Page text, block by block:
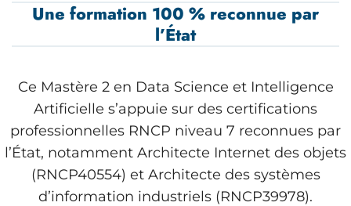
Une formation 100 % reconnue par
l’État
Ce Mastère 2 en Data Science et Intelligence
Artificielle s’appuie sur des certifications
professionnelles RNCP niveau 7 reconnues par
l’État, notamment Architecte Internet des objets
(RNCP40554) et Architecte des systèmes
d’information industriels (RNCP39978).